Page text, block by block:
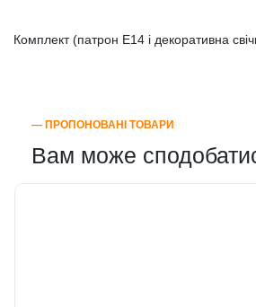
Комплект (патрон E14 і декоративна
― ПРОПОНОВАНІ ТОВАРИ
Вам може